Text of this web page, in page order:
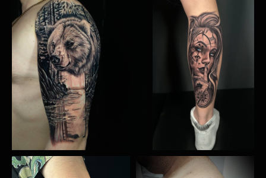
ЗАКАЗАТЬ ЗВОНОК
Адрес:
г. Краснодар, ул.
Селезнёва, д. 143
Время работы:
Ежедневно c 10:00 до 20:00